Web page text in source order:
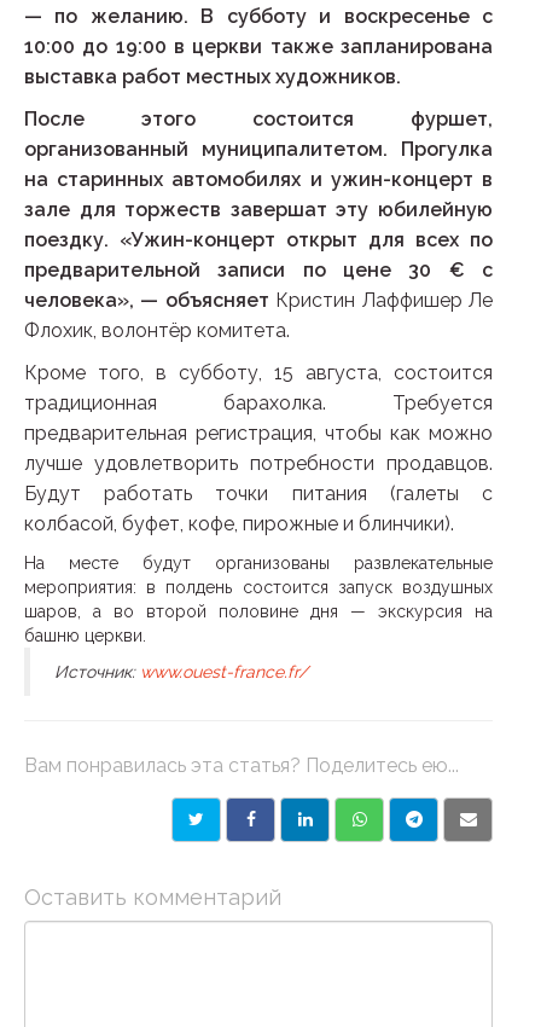
— по желанию. В субботу и воскресенье с
10:00 до 19:00 в церкви также запланирована
выставка работ местных художников.
После этого состоится фуршет,
организованный муниципалитетом. Прогулка
на старинных автомобилях и ужин-концерт в
зале для торжеств завершат эту юбилейную
поездку. «Ужин-концерт открыт для всех по
предварительной записи по цене 30 € с
человека», — объясняет Кристин Лаффишер Ле
Флохик, волонтёр комитета.
Кроме того, в субботу, 15 августа, состоится
традиционная барахолка. Требуется
предварительная регистрация, чтобы как можно
лучше удовлетворить потребности продавцов.
Будут работать точки питания (галеты с
колбасой, буфет, кофе, пирожные и блинчики).
На месте будут организованы развлекательные
мероприятия: в полдень состоится запуск воздушных
шаров, а во второй половине дня — экскурсия на
башню церкви.
Источник: www.ouest-france.fr/
Вам понравилась эта статья? Поделитесь ею...
Оставить комментарий